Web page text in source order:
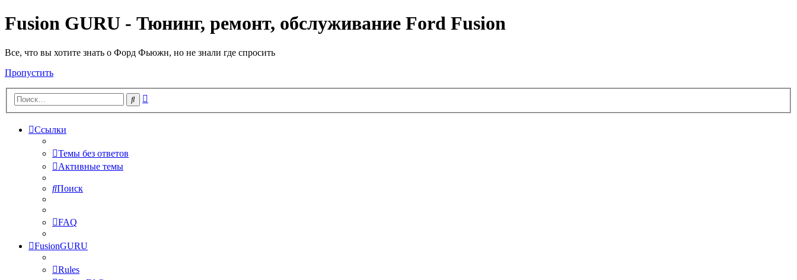
Fusion GURU - Тюнинг, ремонт, обслуживание Ford Fusion
Все, что вы хотите знать о Форд Фьюжн, но не знали где спросить
Пропустить
Поиск
Ссылки
Темы без ответов
Активные темы
Поиск
FAQ
FusionGURU
Rules